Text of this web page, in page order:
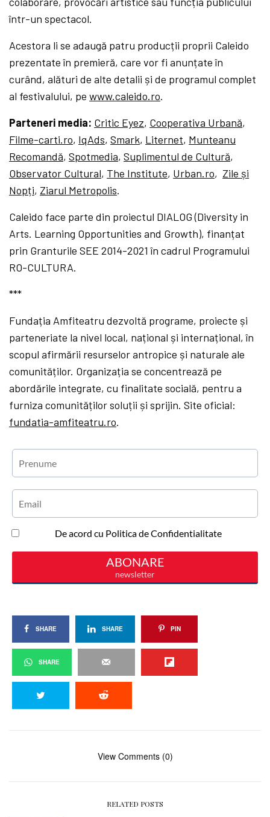
într-un spectacol.
Acestora li se adaugă patru producții proprii Caleido
prezentate în premieră, care vor fi anunțate în
curând, alături de alte detalii și de programul complet
al festivalului, pewww.caleido.ro.
Parteneri media: Critic Eyez, Cooperativa Urbană,
Filme-carti.ro, IqAds,Smark, Liternet, Munteanu
Recomandă,Spotmedia,Suplimentul de Cultură,
Observator Cultural, The Institute, Urban.ro, Zile și
Nopți, Ziarul Metropolis.
Caleido face parte din proiectul DIALOG (Diversity in
Arts. Learning Opportunities and Growth), finanțat
prin Granturile SEE 2014-2021 în cadrul Programului
RO-CULTURA.
***
Fundația Amfiteatru dezvoltă programe, proiecte și
parteneriate la nivel local, național și internațional, în
scopul afirmării resurselor antropice și naturale ale
comunităților. Organizația se concentrează pe
abordările integrate, cu finalitate socială, pentru a
furniza comunităților soluții și sprijin. Site oficial:
fundatia-amfiteatru.ro.
SHARE SHARE PIN
SHARE
View Comments (0)
RELATED POSTS